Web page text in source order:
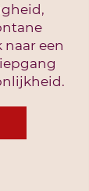
een